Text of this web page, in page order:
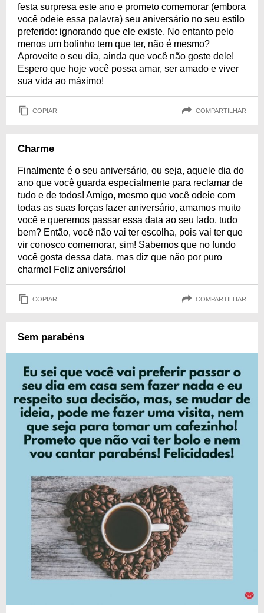
festa surpresa este ano e prometo comemorar (embora
você odeie essa palavra) seu aniversário no seu estilo
preferido: ignorando que ele existe. No entanto pelo
menos um bolinho tem que ter, não é mesmo?
Aproveite o seu dia, ainda que você não goste dele!
Espero que hoje você possa amar, ser amado e viver
sua vida ao máximo!
COPIAR COMPARTILHAR
Charme
Finalmente é o seu aniversário, ou seja, aquele dia do
ano que você guarda especialmente para reclamar de
tudo e de todos! Amigo, mesmo que você odeie com
todas as suas forças fazer aniversário, amamos muito
você e queremos passar essa data ao seu lado, tudo
bem? Então, você não vai ter escolha, pois vai ter que
vir conosco comemorar, sim! Sabemos que no fundo
você gosta dessa data, mas diz que não por puro
charme! Feliz aniversário!
COPIAR COMPARTILHAR
Sem parabéns